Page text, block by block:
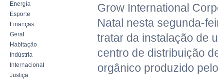
Energia
Esporte
Finanças
Geral
Habitação
Indústria
Internacional
Justiça
Grow International
Natal nesta segunda-
tratar da instalação de
centro de distribuição
orgânico produzido